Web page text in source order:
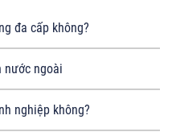
đa cấp không?
nước ngoài
nghiệp không?